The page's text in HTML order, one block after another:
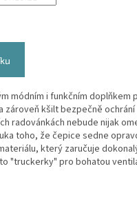
módním i funkčním doplňkem
zároveň kšilt bezpečně
radovánkách nebude nijak
toho, že čepice sedne
který zaručuje
"truckerky" pro bohatou